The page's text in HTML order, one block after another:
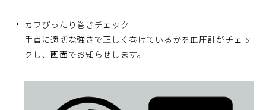
カフぴったり巻きチェック
手首に適切な強さで正しく巻けているかを血圧計がチェッ
クし、画面でお知らせします。